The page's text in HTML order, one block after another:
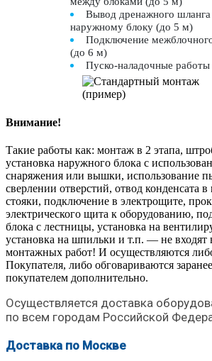
Вывод дренажного шланга
наружному блоку (до 5 м)
Подключение
(до 6 м)
Пуско-наладочные работы
Внимание!
Такие работы как: монтаж в 2 этапа,
установка наружного блока с
снаряжения или вышки, использование
сверлении отверстий, отвод конденсата
стояки, подключение в электрощите,
электрического щита к оборудованию,
блока с лестницы, установка на
установка на шпильки и т.п. — не входят
монтажных работ! И осуществляются
Покупателя, либо обговариваются
покупателем дополнительно.
Осуществляется доставка
по всем городам Российской
Доставка по Москве